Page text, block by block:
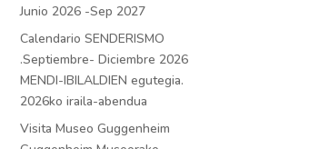
Junio 2026 -Sep 2027
Calendario SENDERISMO
.Septiembre- Diciembre 2026
MENDI-IBILALDIEN egutegia.
2026ko iraila-abendua
Visita Museo Guggenheim